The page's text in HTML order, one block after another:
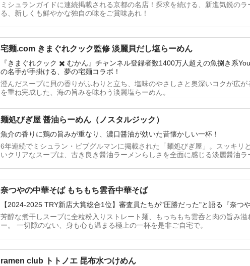
ミシュランガイドに連続掲載される京都の名店！探求を続ける、新進気鋭のラ
る、新しくも鮮やかな独自の味をご賞味あれ！
宅麺.com きまぐれクック監修 淡麗貝だし塩らーめん
『きまぐれクック ✖️ むかん』チャンネル登録者数1400万人超えの魚捌き系
の名手が手掛ける、夢の宅麺コラボ！
澄んだスープに貝の香りがふわりと立ち、塩味のやさしさと奥深いコクが広が
を重ね完成した、海の旨みを味わう淡麗塩らーめん。
麺処びぎ屋 醤油らーめん（ノスタルジック）
魚介の香りに鶏の旨みが重なり、濃口醤油が効いた昔懐かしい一杯！
6年連続でミシュラン・ビブグルマンに掲載された「麺処びぎ屋」。スッキリ
いクリアなスープは、古き良き醤油ラーメンらしさを全面に感じる淡麗醤油ラ
奈つやの中華そば もちもち雲呑中華そば
【2024-2025 TRY新店大賞総合1位】審査員たちが"圧勝だった"と語る『奈つ
芳醇な煮干しスープに全粒粉入りストレート麺、もっちもち雲呑と肉の旨み溢
ー。 一切隙のない、身も心も温まる極上の一杯を是非ご自宅で。
ramen club トトノエ 昆布水つけめん